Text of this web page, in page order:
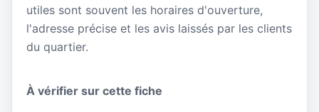
utiles sont souvent les horaires d'ouverture,
l'adresse précise et les avis laissés par les clients
du quartier.
À vérifier sur cette fiche